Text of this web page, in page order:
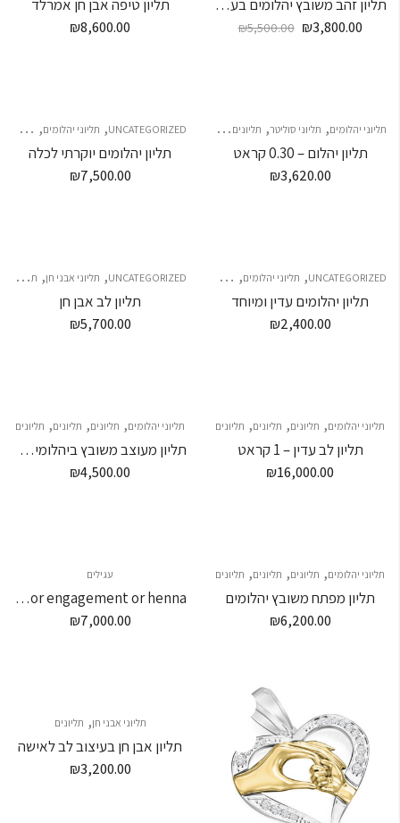
תליון זהב משובץ יהלומים בעיצוב לב
₪3,800.00
₪5,500.00
תליון טיפה אבן חן אמרלד
₪8,600.00
תליוני יהלומים, תליוני סוליטר, תליונים ,תליונים
תליון יהלום – 0.30 קראט
₪3,620.00
UNCATEGORIZED
, תליוני יהלומים, תליונים
תליון יהלומים יוקרתי לכלה
₪7,500.00
UNCATEGORIZED
, תליוני יהלומים, תליונים תליונים,תליונים
תליון יהלומים עדין ומיוחד
₪2,400.00
UNCATEGORIZED
, תליוני אבני חן, תליוני סוליטר
תליון לב אבן חן
₪5,700.00
תליוני יהלומים, תליונים, תליונים, תליונים
תליון לב עדין – 1 קראט
₪16,000.00
תליוני יהלומים, תליונים, תליונים, תליונים
תליון מעוצב משובץ ביהלומים שחורים ולבנים
₪4,500.00
תליוני יהלומים, תליונים, תליונים, תליונים
תליון מפתח משובץ יהלומים
₪6,200.00
עגילים
A set of pendant and earrings for engagement or henna
₪7,000.00
תליוני אבני חן, תליונים
תליון אבן חן בעיצוב לב לאישה
₪3,200.00